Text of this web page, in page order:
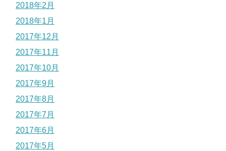
2018年2月
2018年1月
2017年12月
2017年11月
2017年10月
2017年9月
2017年8月
2017年7月
2017年6月
2017年5月